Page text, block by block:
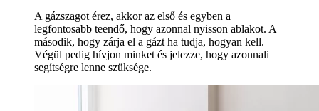
A gázszagot érez, akkor az első és egyben a
legfontosabb teendő, hogy azonnal nyisson ablakot. A
második, hogy zárja el a gázt ha tudja, hogyan kell.
Végül pedig hívjon minket és jelezze, hogy azonnali
segítségre lenne szüksége.